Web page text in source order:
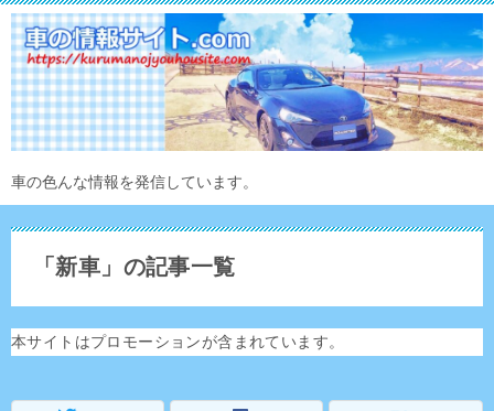
車の色んな情報を発信しています。
「新車」の記事一覧
本サイトはプロモーションが含まれています。